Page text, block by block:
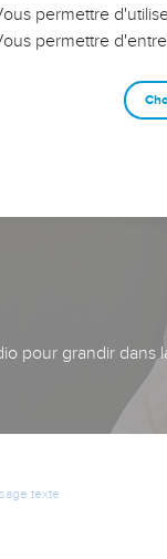
pour avancer
guidiez un
pour grandir dans
texte
permettre
permettre